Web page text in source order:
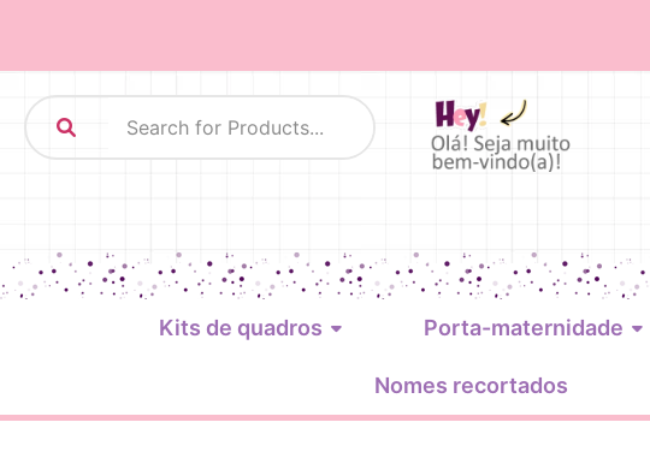
Kits de quadros Porta-maternidade
Nomes recortados